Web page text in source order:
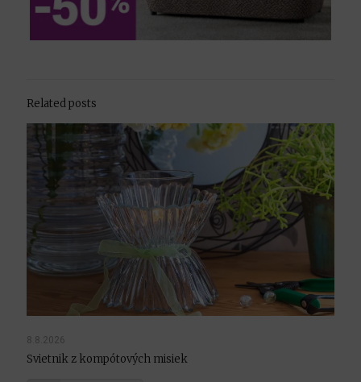
Related posts
8.8.2026
Svietnik z kompótových misiek